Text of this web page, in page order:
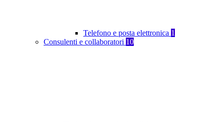
Telefono e posta elettronica 1
Consulenti e collaboratori 10